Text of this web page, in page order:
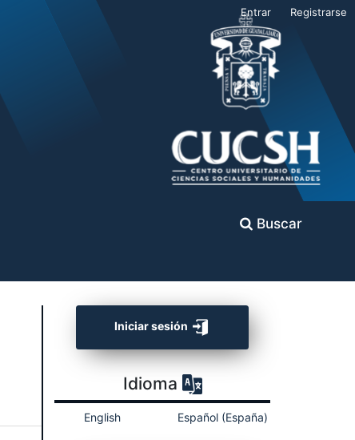
Buscar
Entrar Registrarse
Iniciar sesión
Idioma
English Español (España)